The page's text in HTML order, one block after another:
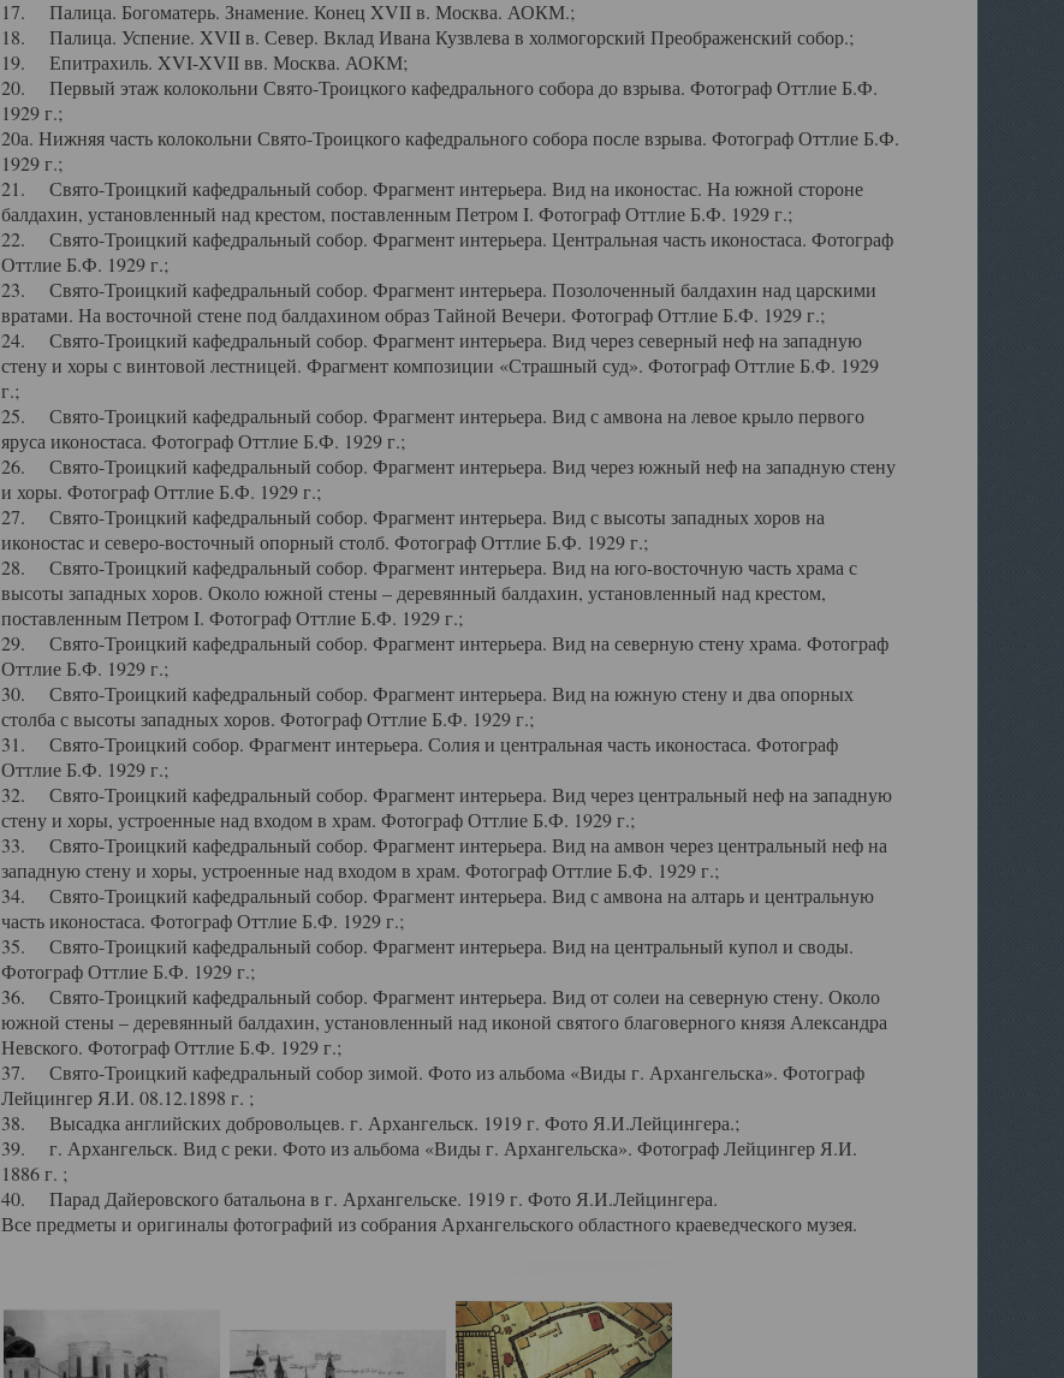
17. Палица. Богоматерь. Знамение. Конец XVII в. Москва. АОКМ.;
18. Палица. Успение. XVII в. Север. Вклад Ивана Кузвлева в холмогорский Преображенский собор.;
19. Епитрахиль. XVI-XVII вв. Москва. АОКМ;
20. Первый этаж колокольни Свято-Троицкого кафедрального собора до взрыва. Фотограф Оттлие Б.Ф.
1929 г.;
20а. Нижняя часть колокольни Свято-Троицкого кафедрального собора после взрыва. Фотограф Оттлие Б.Ф.
1929 г.;
21. Свято-Троицкий кафедральный собор. Фрагмент интерьера. Вид на иконостас. На южной стороне
балдахин, установленный над крестом, поставленным Петром I. Фотограф Оттлие Б.Ф. 1929 г.;
22. Свято-Троицкий кафедральный собор. Фрагмент интерьера. Центральная часть иконостаса. Фотограф
Оттлие Б.Ф. 1929 г.;
23. Свято-Троицкий кафедральный собор. Фрагмент интерьера. Позолоченный балдахин над царскими
вратами. На восточной стене под балдахином образ Тайной Вечери. Фотограф Оттлие Б.Ф. 1929 г.;
24. Свято-Троицкий кафедральный собор. Фрагмент интерьера. Вид через северный неф на западную
стену и хоры с винтовой лестницей. Фрагмент композиции «Страшный суд». Фотограф Оттлие Б.Ф. 1929
г.;
25. Свято-Троицкий кафедральный собор. Фрагмент интерьера. Вид с амвона на левое крыло первого
яруса иконостаса. Фотограф Оттлие Б.Ф. 1929 г.;
26. Свято-Троицкий кафедральный собор. Фрагмент интерьера. Вид через южный неф на западную стену
и хоры. Фотограф Оттлие Б.Ф. 1929 г.;
27. Свято-Троицкий кафедральный собор. Фрагмент интерьера. Вид с высоты западных хоров на
иконостас и северо-восточный опорный столб. Фотограф Оттлие Б.Ф. 1929 г.;
28. Свято-Троицкий кафедральный собор. Фрагмент интерьера. Вид на юго-восточную часть храма с
высоты западных хоров. Около южной стены – деревянный балдахин, установленный над крестом,
поставленным Петром I. Фотограф Оттлие Б.Ф. 1929 г.;
29. Свято-Троицкий кафедральный собор. Фрагмент интерьера. Вид на северную стену храма. Фотограф
Оттлие Б.Ф. 1929 г.;
30. Свято-Троицкий кафедральный собор. Фрагмент интерьера. Вид на южную стену и два опорных
столба с высоты западных хоров. Фотограф Оттлие Б.Ф. 1929 г.;
31. Свято-Троицкий собор. Фрагмент интерьера. Солия и центральная часть иконостаса. Фотограф
Оттлие Б.Ф. 1929 г.;
32. Свято-Троицкий кафедральный собор. Фрагмент интерьера. Вид через центральный неф на западную
стену и хоры, устроенные над входом в храм. Фотограф Оттлие Б.Ф. 1929 г.;
33. Свято-Троицкий кафедральный собор. Фрагмент интерьера. Вид на амвон через центральный неф на
западную стену и хоры, устроенные над входом в храм. Фотограф Оттлие Б.Ф. 1929 г.;
34. Свято-Троицкий кафедральный собор. Фрагмент интерьера. Вид с амвона на алтарь и центральную
часть иконостаса. Фотограф Оттлие Б.Ф. 1929 г.;
35. Свято-Троицкий кафедральный собор. Фрагмент интерьера. Вид на центральный купол и своды.
Фотограф Оттлие Б.Ф. 1929 г.;
36. Свято-Троицкий кафедральный собор. Фрагмент интерьера. Вид от солеи на северную стену. Около
южной стены – деревянный балдахин, установленный над иконой святого благоверного князя Александра
Невского. Фотограф Оттлие Б.Ф. 1929 г.;
37. Свято-Троицкий кафедральный собор зимой. Фото из альбома «Виды г. Архангельска». Фотограф
Лейцингер Я.И. 08.12.1898 г. ;
38. Высадка английских добровольцев. г. Архангельск. 1919 г. Фото Я.И.Лейцингера.;
39. г. Архангельск. Вид с реки. Фото из альбома «Виды г. Архангельска». Фотограф Лейцингер Я.И.
1886 г. ;
40. Парад Дайеровского батальона в г. Архангельске. 1919 г. Фото Я.И.Лейцингера.
Все предметы и оригиналы фотографий из собрания Архангельского областного краеведческого музея.